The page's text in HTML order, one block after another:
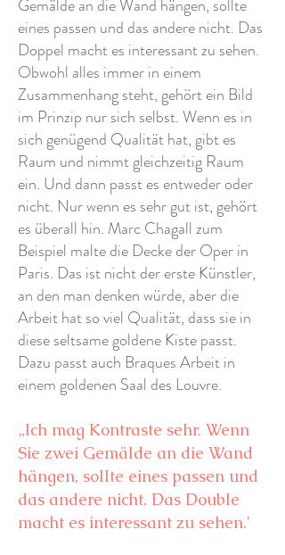
Gemälde an die Wand hängen, sollte
eines passen und das andere nicht. Das
Doppel macht es interessant zu sehen.
Obwohl alles immer in einem
Zusammenhang steht, gehört ein Bild
im Prinzip nur sich selbst. Wenn es in
sich genügend Qualität hat, gibt es
Raum und nimmt gleichzeitig Raum
ein. Und dann passt es entweder oder
nicht. Nur wenn es sehr gut ist, gehört
es überall hin. Marc Chagall zum
Beispiel malte die Decke der Oper in
Paris. Das ist nicht der erste Künstler,
an den man denken würde, aber die
Arbeit hat so viel Qualität, dass sie in
diese seltsame goldene Kiste passt.
Dazu passt auch Braques Arbeit in
einem goldenen Saal des Louvre.
„Ich mag Kontraste sehr. Wenn
Sie zwei Gemälde an die Wand
hängen, sollte eines passen und
das andere nicht. Das Double
macht es interessant zu sehen.'